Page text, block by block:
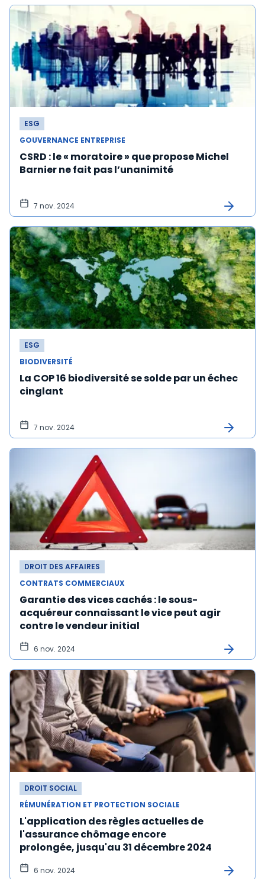
ESG
GOUVERNANCE ENTREPRISE
CSRD : le « moratoire » que propose Michel
Barnier ne fait pas l’unanimité
7 nov. 2024
ESG
BIODIVERSITÉ
La COP 16 biodiversité se solde par un échec
cinglant
7 nov. 2024
DROIT DES AFFAIRES
CONTRATS COMMERCIAUX
Garantie des vices cachés : le sous-
acquéreur connaissant le vice peut agir
contre le vendeur initial
6 nov. 2024
DROIT SOCIAL
RÉMUNÉRATION ET PROTECTION SOCIALE
L'application des règles actuelles de
l'assurance chômage encore
prolongée, jusqu'au 31 décembre 2024
6 nov. 2024